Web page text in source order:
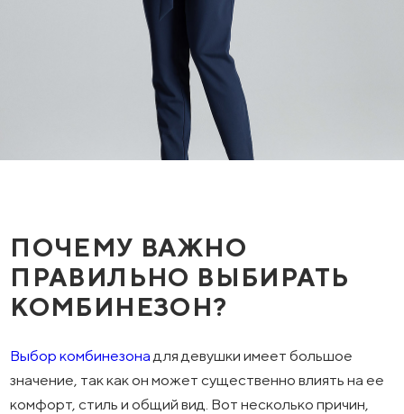
ПОЧЕМУ ВАЖНО
ПРАВИЛЬНО ВЫБИРАТЬ
КОМБИНЕЗОН?
Выбор комбинезона для девушки имеет большое
значение, так как он может существенно влиять на ее
комфорт, стиль и общий вид. Вот несколько причин,